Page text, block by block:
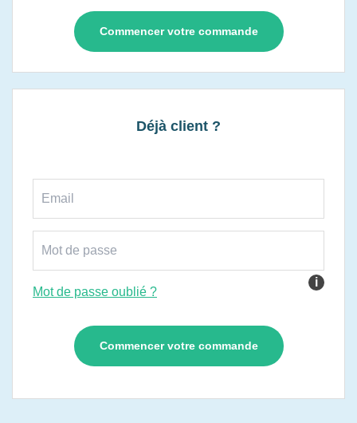
Commencer votre commande
Déjà client ?
i
Mot de passe oublié ?